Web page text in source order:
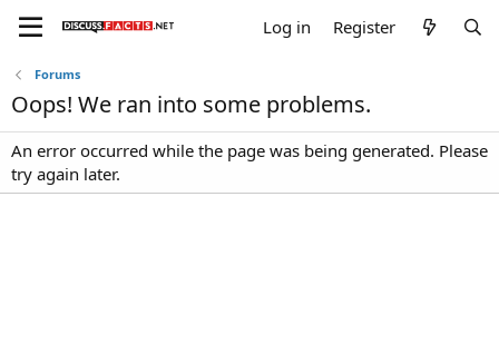
Log in Register
Forums
Oops! We ran into some problems.
An error occurred while the page was being generated. Please
try again later.